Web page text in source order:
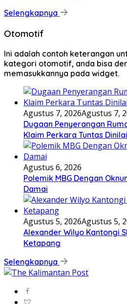
Selengkapnya
Otomotif
Ini adalah contoh keterangan
kategori otomotif, anda bisa
memasukkannya pada widget.
Agustus 7, 2026Agustus 7,
Dugaan Penyerangan
Klaim Perkara Tuntas
Agustus 6, 2026
Polemik MBG Dengan
Damai
Agustus 5, 2026Agustus 5,
Alexander Wilyo Kantongi
Ketapang
Selengkapnya